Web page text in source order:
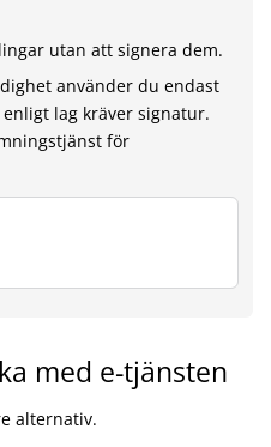
utan att signera dem.
använder du endast
lag kräver signatur.
för
med e-tjänsten
alternativ.